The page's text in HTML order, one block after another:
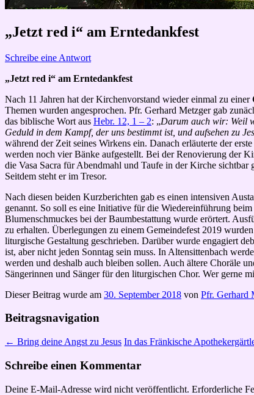
„Jetzt red i“ am Erntedankfest
Schreibe eine Antwort
„Jetzt red i“ am Erntedankfest
Nach 11 Jahren hat der Kirchenvorstand wieder einmal zu einer
Themen wurden angesprochen. Pfr. Gerhard Metzger gab
das biblische Wort aus Hebr. 12, 1 – 2: „Darum auch wir: Weil
Geduld in dem Kampf, der uns bestimmt ist, und aufsehen zu
während der Zeit seines Wirkens ein. Danach erläuterte der
werden noch vier Bänke aufgestellt. Bei der Renovierung der
die Vasa Sacra für Abendmahl und Taufe in der Kirche
Seitdem steht er im Tresor.
Nach diesen beiden Kurzberichten gab es einen intensiven
genannt. So soll es eine Initiative für die Wiedereinführung
Blumenschmuckes bei der Baumbestattung wurde erörtert.
zu erhalten. Überlegungen zu einem Gemeindefest 2019
liturgische Gestaltung geschrieben. Darüber wurde engagiert
ist, aber nicht jeden Sonntag sein muss. In Altensittenbach
werden und deshalb auch bleiben sollen. Auch ältere Choräle
Sängerinnen und Sänger für den liturgischen Chor. Wer gerne
Dieser Beitrag wurde am 30. September 2018 von Pfr. Gerhard
Beitragsnavigation
← Bring deine Angst zu Jesus In das Fränkische
Schreibe einen Kommentar
Deine E-Mail-Adresse wird nicht veröffentlicht. Erforderliche